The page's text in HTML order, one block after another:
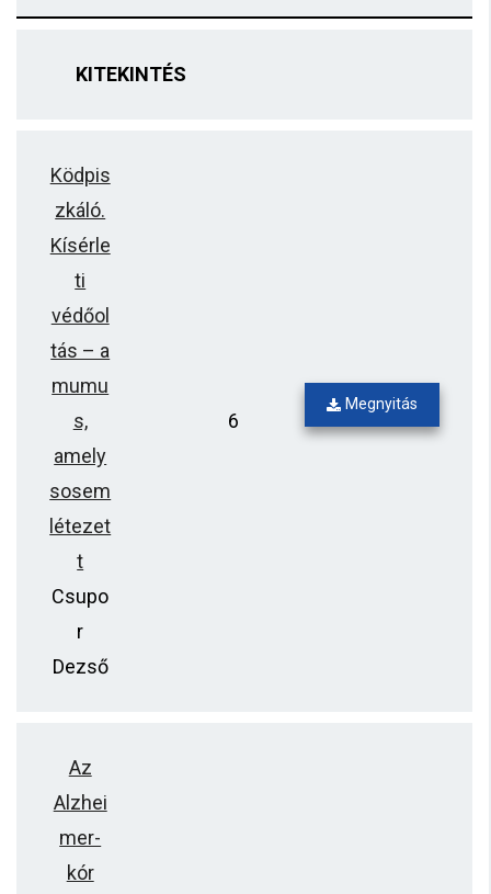
KITEKINTÉS
Ködpis
zkáló.
Kísérle
ti
védőol
tás – a
mumu
s,
amely
sosem
létezet
t
Csupo
r
Dezső
6
Megnyitás
Az
Alzhei
mer-
kór